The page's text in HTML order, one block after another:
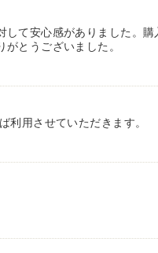
て安心感がありました。
とうございました。
利用させていただきます。